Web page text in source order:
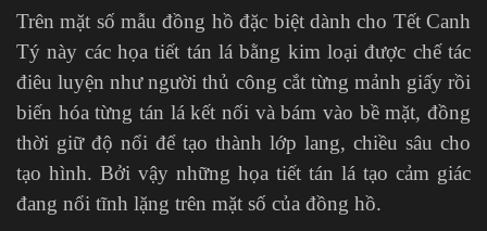
Trên mặt số mẫu đồng hồ đặc biệt dành cho Tết Canh
Tý này các họa tiết tán lá bằng kim loại được chế tác
điêu luyện như người thủ công cắt từng mảnh giấy rồi
biến hóa từng tán lá kết nối và bám vào bề mặt, đồng
thời giữ độ nổi để tạo thành lớp lang, chiều sâu cho
tạo hình. Bởi vậy những họa tiết tán lá tạo cảm giác
đang nổi tĩnh lặng trên mặt số của đồng hồ.